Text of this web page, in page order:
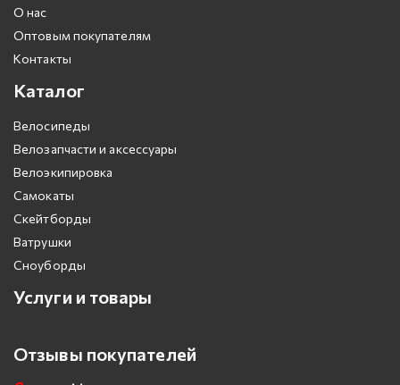
О нас
Оптовым покупателям
Контакты
Каталог
Велосипеды
Велозапчасти и аксессуары
Велоэкипировка
Самокаты
Скейтборды
Ватрушки
Сноуборды
Услуги и товары
Отзывы покупателей